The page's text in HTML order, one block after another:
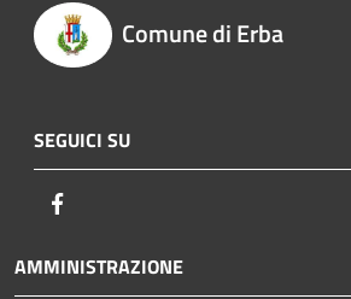
Comune di Erba
SEGUICI SU
AMMINISTRAZIONE